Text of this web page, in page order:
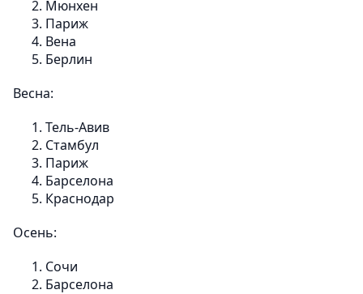
Мюнхен
Париж
Вена
Берлин
Весна:
Тель-Авив
Стамбул
Париж
Барселона
Краснодар
Осень:
Сочи
Барселона